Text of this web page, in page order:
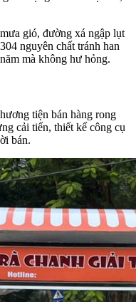
gió, đường xá ngập lụt
nguyên chất tránh han
mà không hư hỏng.
tiện bán hàng rong
cải tiến, thiết kế công cụ
bán.